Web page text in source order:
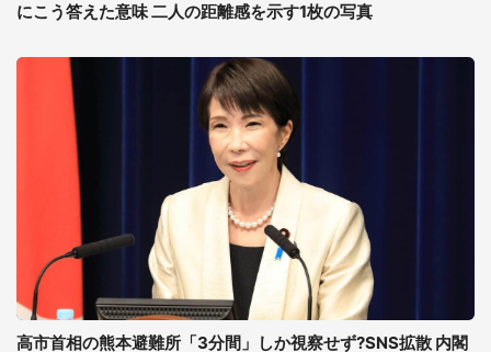
にこう答えた意味 二人の距離感を示す1枚の写真
高市首相の熊本避難所「3分間」しか視察せず?SNS拡散 内閣